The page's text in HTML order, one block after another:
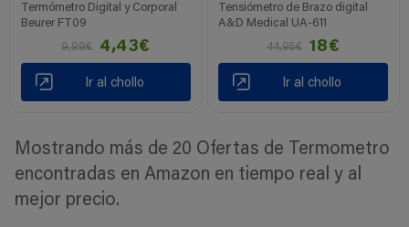
Termómetro Digital y Corporal
Beurer FT09
9,99€
4,43€
Ir al chollo
Tensiómetro de Brazo digital
A&D Medical UA-611
44,95€
18€
Ir al chollo
Mostrando más de 20 Ofertas de Termometro
encontradas en Amazon en tiempo real y al
mejor precio.